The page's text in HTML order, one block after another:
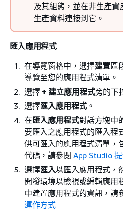
及其組態，並在非生產
生產資料連接到它。
匯入應用程式
在導覽窗格中，選擇建置區
導覽至您的應用程式清單。
選擇 + 建立應用程式旁的下
選擇匯入應用程式 。
在 匯入應用程式對話方塊中
要匯入之應用程式的匯入程
供可匯入的應用程式清單，
代碼，請參閱 App Studio
選擇匯入以匯入應用程式，
開發環境以檢視或編輯應用
中建置應用程式的資訊，請
運作方式